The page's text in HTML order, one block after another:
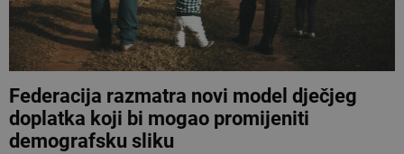
Federacija razmatra novi model dječjeg
doplatka koji bi mogao promijeniti
demografsku sliku